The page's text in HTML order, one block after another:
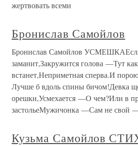
жертвовать всеми
Бронислав Самойлов
Бронислав Самойлов
заманит,Закружится голова —Тут
встанет,Неприметная сперва.И
Лучше б вдоль спины бичом!Девка
орешки,Усмехается —О чем?Или в
застольеМужичонка —Сам не свой
Кузьма Самойлов